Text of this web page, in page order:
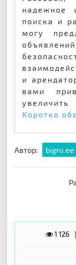
надежное
поиска и
могу
и
вами
Коротко
Автор: bigru.ee
1 126